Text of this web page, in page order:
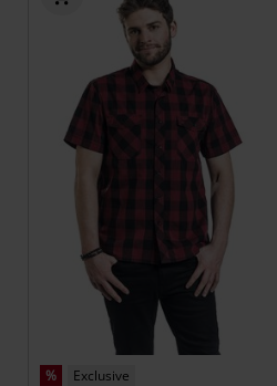
% Exclusive